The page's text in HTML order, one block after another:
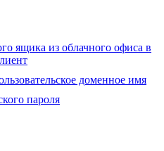
ящика из облачного офиса в
доменное имя
пароля